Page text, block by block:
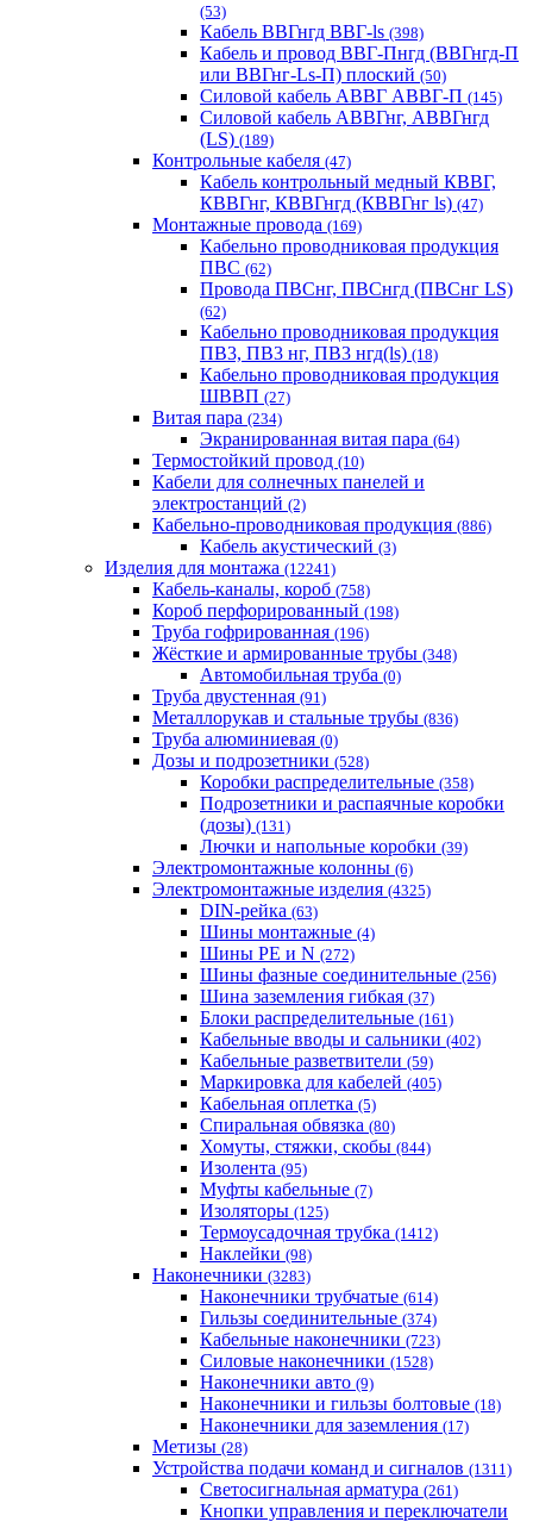
(53)
Кабель ВВГнгд ВВГ-ls (398)
Кабель и провод ВВГ-Пнгд (ВВГнгд-П
или ВВГнг-Ls-П) плоский (50)
Силовой кабель АВВГ АВВГ-П (145)
Силовой кабель АВВГнг, АВВГнгд
(LS) (189)
Контрольные кабеля (47)
Кабель контрольный медный КВВГ,
КВВГнг, КВВГнгд (КВВГнг ls) (47)
Монтажные провода (169)
Кабельно проводниковая продукция
ПВС (62)
Провода ПВСнг, ПВСнгд (ПВСнг LS)
(62)
Кабельно проводниковая продукция
ПВ3, ПВ3 нг, ПВ3 нгд(ls) (18)
Кабельно проводниковая продукция
ШВВП (27)
Витая пара (234)
Экранированная витая пара (64)
Термостойкий провод (10)
Кабели для солнечных панелей и
электростанций (2)
Кабельно-проводниковая продукция (886)
Кабель акустический (3)
Изделия для монтажа (12241)
Кабель-каналы, короб (758)
Короб перфорированный (198)
Труба гофрированная (196)
Жёсткие и армированные трубы (348)
Автомобильная труба (0)
Труба двустенная (91)
Металлорукав и стальные трубы (836)
Труба алюминиевая (0)
Дозы и подрозетники (528)
Коробки распределительные (358)
Подрозетники и распаячные коробки
(дозы) (131)
Лючки и напольные коробки (39)
Электромонтажные колонны (6)
Электромонтажные изделия (4325)
DIN-рейка (63)
Шины монтажные (4)
Шины PE и N (272)
Шины фазные соединительные (256)
Шина заземления гибкая (37)
Блоки распределительные (161)
Кабельные вводы и сальники (402)
Кабельные разветвители (59)
Маркировка для кабелей (405)
Кабельная оплетка (5)
Спиральная обвязка (80)
Хомуты, стяжки, скобы (844)
Изолента (95)
Муфты кабельные (7)
Изоляторы (125)
Термоусадочная трубка (1412)
Наклейки (98)
Наконечники (3283)
Наконечники трубчатые (614)
Гильзы соединительные (374)
Кабельные наконечники (723)
Силовые наконечники (1528)
Наконечники авто (9)
Наконечники и гильзы болтовые (18)
Наконечники для заземления (17)
Метизы (28)
Устройства подачи команд и сигналов (1311)
Светосигнальная арматура (261)
Кнопки управления и переключатели